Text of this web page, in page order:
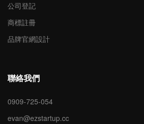
公司登記
商標註冊
品牌官網設計
聯絡我們
0909-725-054
evan@ezstartup.cc